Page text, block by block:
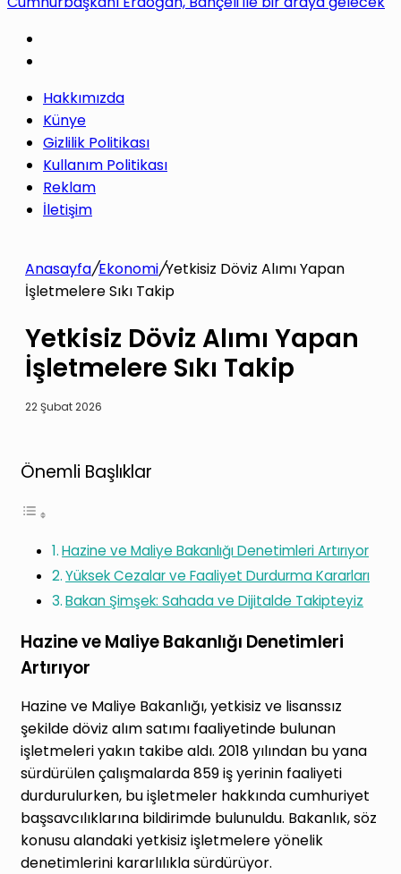
yap
...
Hakkımızda
Künye
Gizlilik Politikası
Kullanım Politikası
Reklam
İletişim
Anasayfa/Ekonomi/Yetkisiz Döviz Alımı Yapan
İşletmelere Sıkı Takip
Yetkisiz Döviz Alımı Yapan
İşletmelere Sıkı Takip
22 Şubat 2026
Önemli Başlıklar
Hazine ve Maliye Bakanlığı Denetimleri Artırıyor
Yüksek Cezalar ve Faaliyet Durdurma Kararları
Bakan Şimşek: Sahada ve Dijitalde Takipteyiz
Hazine ve Maliye Bakanlığı Denetimleri
Artırıyor
Hazine ve Maliye Bakanlığı, yetkisiz ve lisanssız
şekilde döviz alım satımı faaliyetinde bulunan
işletmeleri yakın takibe aldı. 2018 yılından bu yana
sürdürülen çalışmalarda 859 iş yerinin faaliyeti
durdurulurken, bu işletmeler hakkında cumhuriyet
başsavcılıklarına bildirimde bulunuldu. Bakanlık, söz
konusu alandaki yetkisiz işletmelere yönelik
denetimlerini kararlılıkla sürdürüyor.